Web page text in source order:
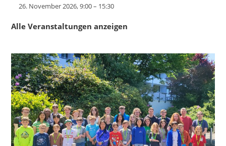
26. November 2026, 9:00– 15:30
Alle Veranstaltungen anzeigen